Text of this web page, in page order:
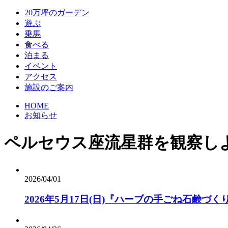
20万坪のガーデン
遊ぶ
乗馬
食べる
泊まる
イベント
アクセス
施設のご案内
HOME
お知らせ
ペルセウス座流星群を観察し
2026/04/01
2026年5月17日(日)『ハーブの手ごね石鹸づく